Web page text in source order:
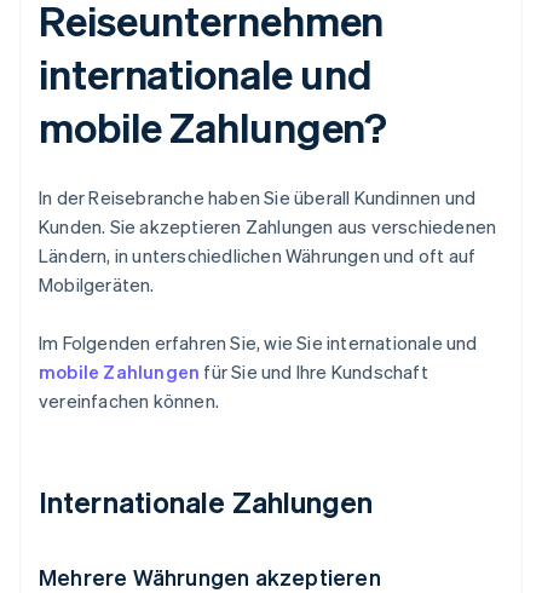
Reiseunternehmen
internationale und
mobile Zahlungen?
In der Reisebranche haben Sie überall Kundinnen und
Kunden. Sie akzeptieren Zahlungen aus verschiedenen
Ländern, in unterschiedlichen Währungen und oft auf
Mobilgeräten.
Im Folgenden erfahren Sie, wie Sie internationale und
mobile Zahlungen für Sie und Ihre Kundschaft
vereinfachen können.
Internationale Zahlungen
Mehrere Währungen akzeptieren